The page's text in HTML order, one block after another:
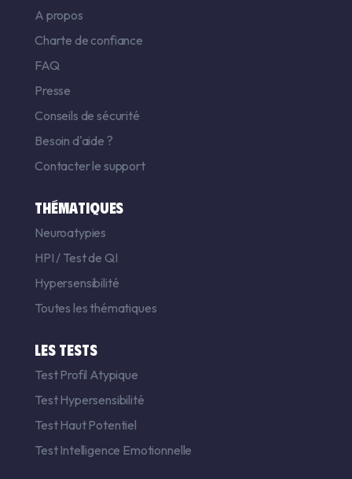
A propos
Charte de confiance
FAQ
Presse
Conseils de sécurité
Besoin d'aide ?
Contacter le support
THÉMATIQUES
Neuroatypies
HPI / Test de QI
Hypersensibilité
Toutes les thématiques
LES TESTS
Test Profil Atypique
Test Hypersensibilité
Test Haut Potentiel
Test Intelligence Emotionnelle